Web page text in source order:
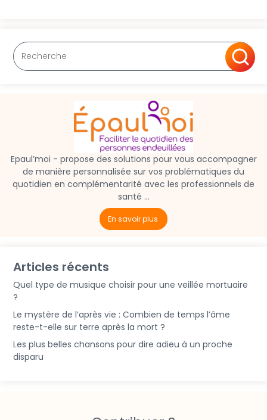
Epaul’moi - propose des solutions pour vous accompagner
de manière personnalisée sur vos problématiques du
quotidien en complémentarité avec les professionnels de
santé …
En savoir plus
Articles récents
Quel type de musique choisir pour une veillée mortuaire
?
Le mystère de l’après vie : Combien de temps l’âme
reste-t-elle sur terre après la mort ?
Les plus belles chansons pour dire adieu à un proche
disparu